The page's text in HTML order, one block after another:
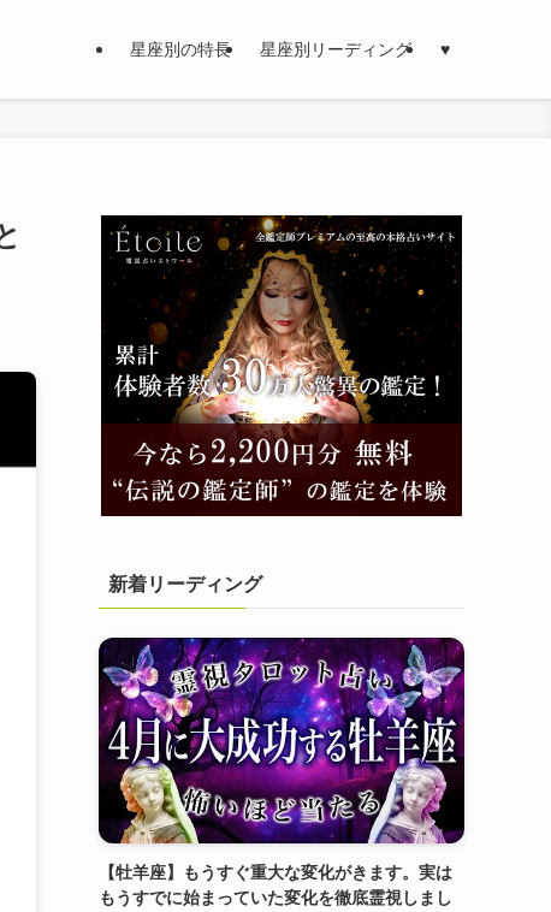
星座別の特長 星座別リーディング ♥
新着リーディング
【牡羊座】もうすぐ重大な変化がきます。実は
もうすでに始まっていた変化を徹底霊視しまし